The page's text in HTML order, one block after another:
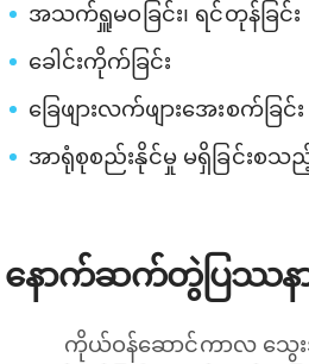
အသက်ရှူမဝခြင်း၊ ရင်တုန်ခြင်း
ခေါင်းကိုက်ခြင်း
ခြေဖျားလက်ဖျားအေးစက်ခြင်း
အာရုံစုစည်းနိုင်မှု မရှိခြင်းစသ
နောက်ဆက်တွဲပြဿနာ
ကိုယ်ဝန်ဆောင်ကာလ သွေး